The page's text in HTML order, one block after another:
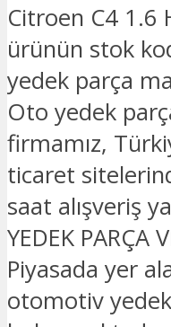
Citroen C4 1.6
ürünün stok
yedek parça
Oto yedek
firmamız,
ticaret
saat alışveriş
YEDEK
Piyasada yer
otomotiv